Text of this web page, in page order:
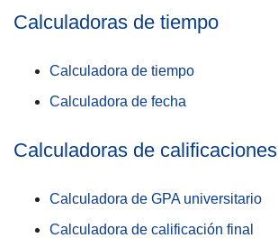
Calculadoras de tiempo
Calculadora de tiempo
Calculadora de fecha
Calculadoras de calificaciones
Calculadora de GPA universitario
Calculadora de calificación final